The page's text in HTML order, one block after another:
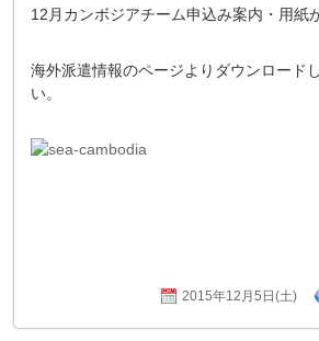
12月カンボジアチーム申込み案内・用紙
海外派遣情報のページよりダウンロード
い。
2015年12月5日(土)